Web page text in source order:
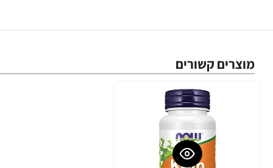
מוצרים קשורים